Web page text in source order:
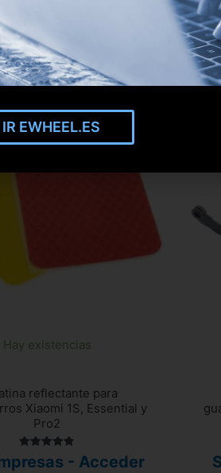
Hay existencias
reflectante para
Xiaomi 1S, Essential y
Pro2
con
- Acceder
IR EWHEEL.ES